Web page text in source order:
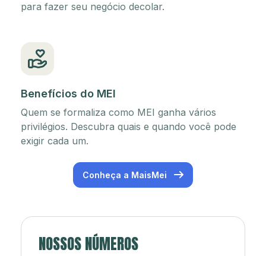
para fazer seu negócio decolar.
Benefícios do MEI
Quem se formaliza como MEI ganha vários
privilégios. Descubra quais e quando você pode
exigir cada um.
Conheça a MaisMei
NOSSOS NÚMEROS